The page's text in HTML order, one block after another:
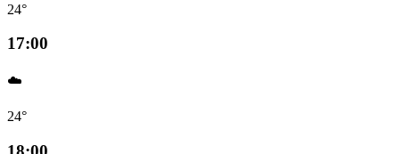
24°
17:00
☁️
24°